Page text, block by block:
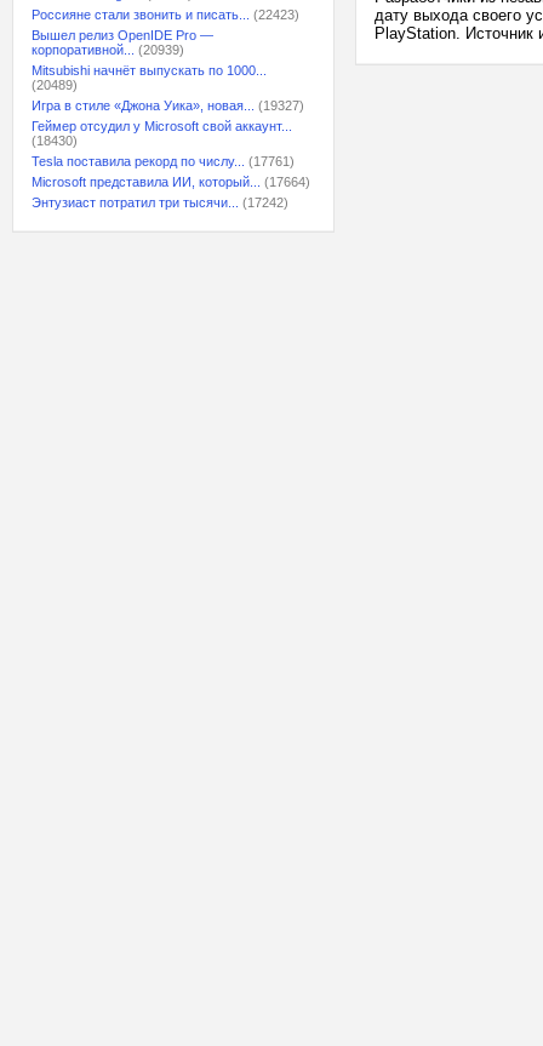
Россияне стали звонить и писать...
(22423)
Вышел релиз OpenIDE Pro —
корпоративной...
(20939)
Mitsubishi начнёт выпускать по 1000...
(20489)
Игра в стиле «Джона Уика», новая...
(19327)
Геймер отсудил у Microsoft свой аккаунт...
(18430)
Tesla поставила рекорд по числу...
(17761)
Microsoft представила ИИ, который...
(17664)
Энтузиаст потратил три тысячи...
(17242)
дату выхода своего
PlayStation. Источник